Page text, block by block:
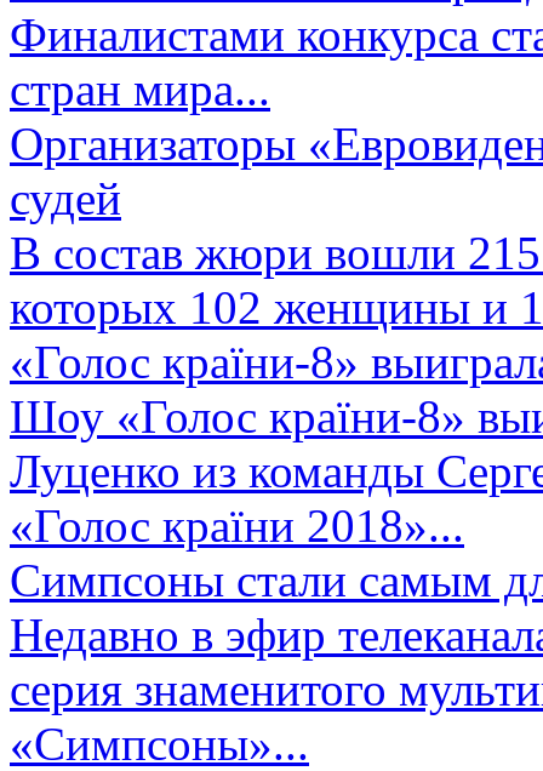
Финалистами конкурса
стран мира...
Организаторы
судей
В состав жюри вошли 215
которых 102 женщины и
«Голос країни-8»
Шоу «Голос країни-8»
Луценко из команды
«Голос країни 2018»...
Симпсоны стали самым
Недавно в эфир
серия знаменитого
«Симпсоны»...